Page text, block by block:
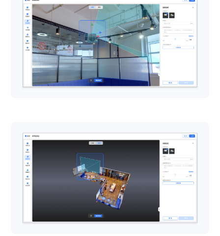
导览讲解-路线
导览讲解-模型态内容管理
导览讲解-讲解
PC端编辑器-图像美化
图像美化-马赛克
图像美化-图像滤镜
图像美化-图像替换
图像美化-去除设备
PC端编辑器-模型标注
模型标注-平面图
模型标注-模型修剪及补面
模型标注-物体标注
PC端编辑器-点位管理
点位管理-点位隐藏
PC端编辑器-空间快照
空间快照-空间快照